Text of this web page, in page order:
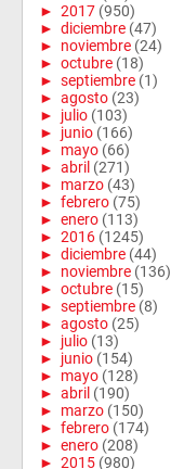
► 2017 (950)
► diciembre (47)
► noviembre (24)
► octubre (18)
► septiembre (1)
► agosto (23)
► julio (103)
► junio (166)
► mayo (66)
► abril (271)
► marzo (43)
► febrero (75)
► enero (113)
► 2016 (1245)
► diciembre (44)
► noviembre (136)
► octubre (15)
► septiembre (8)
► agosto (25)
► julio (13)
► junio (154)
► mayo (128)
► abril (190)
► marzo (150)
► febrero (174)
► enero (208)
► 2015 (980)